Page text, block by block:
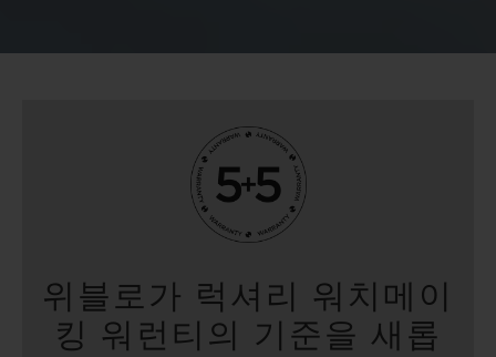
위블로가 럭셔리 워치메이
킹 워런티의 기준을 새롭